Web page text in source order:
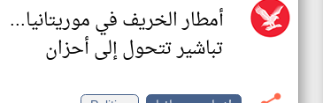
أمطار الخريف في موريتانيا...
تباشير تتحول إلى أحزان